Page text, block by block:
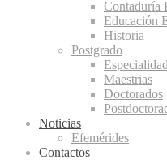
Contaduría
Educación
Historia
Postgrado
Maestrias
Doctorados
Noticias
Efemérides
Contactos